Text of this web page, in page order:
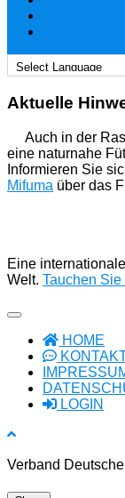
Aktuelle
Auch in der
eine naturnahe
Informieren Sie
Mifuma über das
Eine
Welt. Tauchen
HOME
LOGIN
Verband